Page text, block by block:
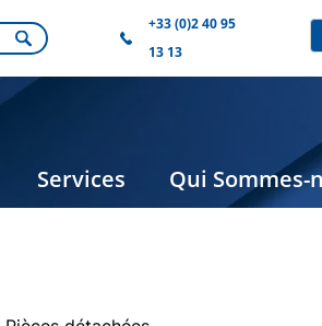
+33 (0)2 40 95
13 13
Services Qui Sommes-